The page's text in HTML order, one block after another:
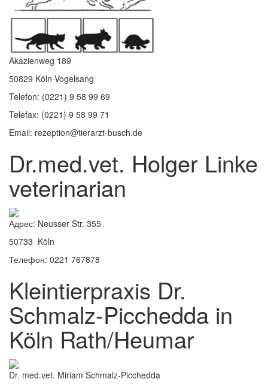
Akazienweg 189
50829 Köln-Vogelsang
Telefon: (0221) 9 58 99 69
Telefax: (0221) 9 58 99 71
Email: rezeption@tierarzt-busch.de
Dr.med.vet. Holger Linke
veterinarian
Адрес: Neusser Str. 355
50733 Köln
Телефон: 0221 767878
Kleintierpraxis Dr.
Schmalz-Picchedda in
Köln Rath/Heumar
Dr. med.vet. Miriam Schmalz-Picchedda